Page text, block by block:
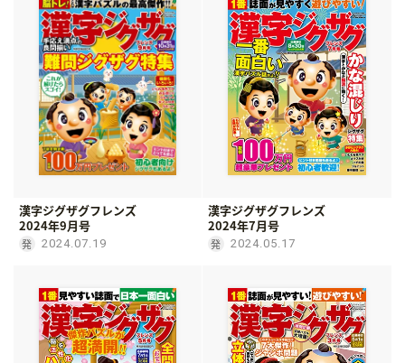
漢字ジグザグフレンズ
2024年9月号
2024.07.19
漢字ジグザグフレンズ
2024年7月号
2024.05.17